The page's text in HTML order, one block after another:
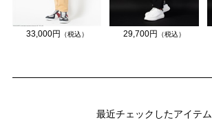
33,000円 （税込） 29,700円 （税込）
最近チェックしたアイテム